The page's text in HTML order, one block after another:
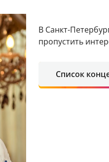
В Санкт-
пропустить
Список